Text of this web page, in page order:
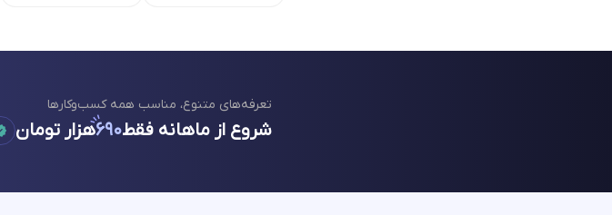
تعرفه‌های متنوع، مناسب همه کسب‌وکارها
شروع از ماهانه فقط۶۹۰هزار تومان